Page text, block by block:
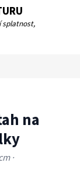
splatnost,
na
·